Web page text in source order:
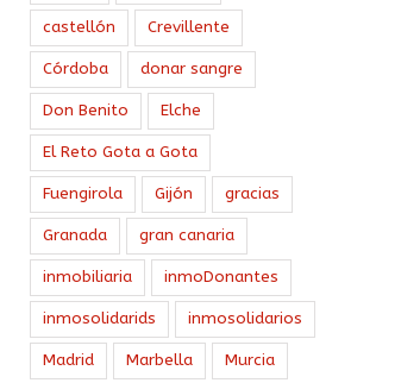
castellón Crevillente
Córdoba donar sangre
Don Benito Elche
El Reto Gota a Gota
Fuengirola Gijón gracias
Granada gran canaria
inmobiliaria inmoDonantes
inmosolidarids inmosolidarios
Madrid Marbella Murcia